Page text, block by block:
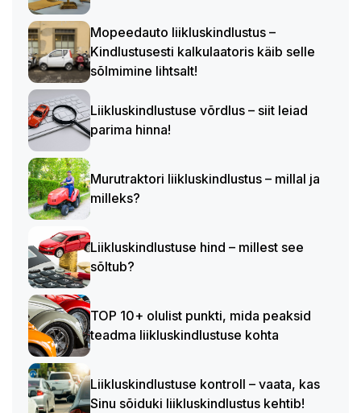
Mopeedauto liikluskindlustus –
Kindlustusesti kalkulaatoris käib selle
sõlmimine lihtsalt!
Liikluskindlustuse võrdlus – siit leiad
parima hinna!
Murutraktori liikluskindlustus – millal ja
milleks?
Liikluskindlustuse hind – millest see
sõltub?
TOP 10+ olulist punkti, mida peaksid
teadma liikluskindlustuse kohta
Liikluskindlustuse kontroll – vaata, kas
Sinu sõiduki liikluskindlustus kehtib!